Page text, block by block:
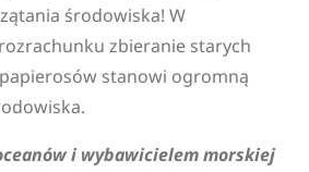
środowiska! W
zbieranie starych
stanowi ogromną
i wybawicielem morskiej